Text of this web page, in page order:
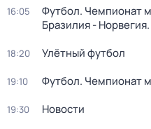
16:05
Футбол. Чемпионат
Бразилия -
18:20 Улётный футбол
19:10 Футбол. Чемпионат
19:30 Новости